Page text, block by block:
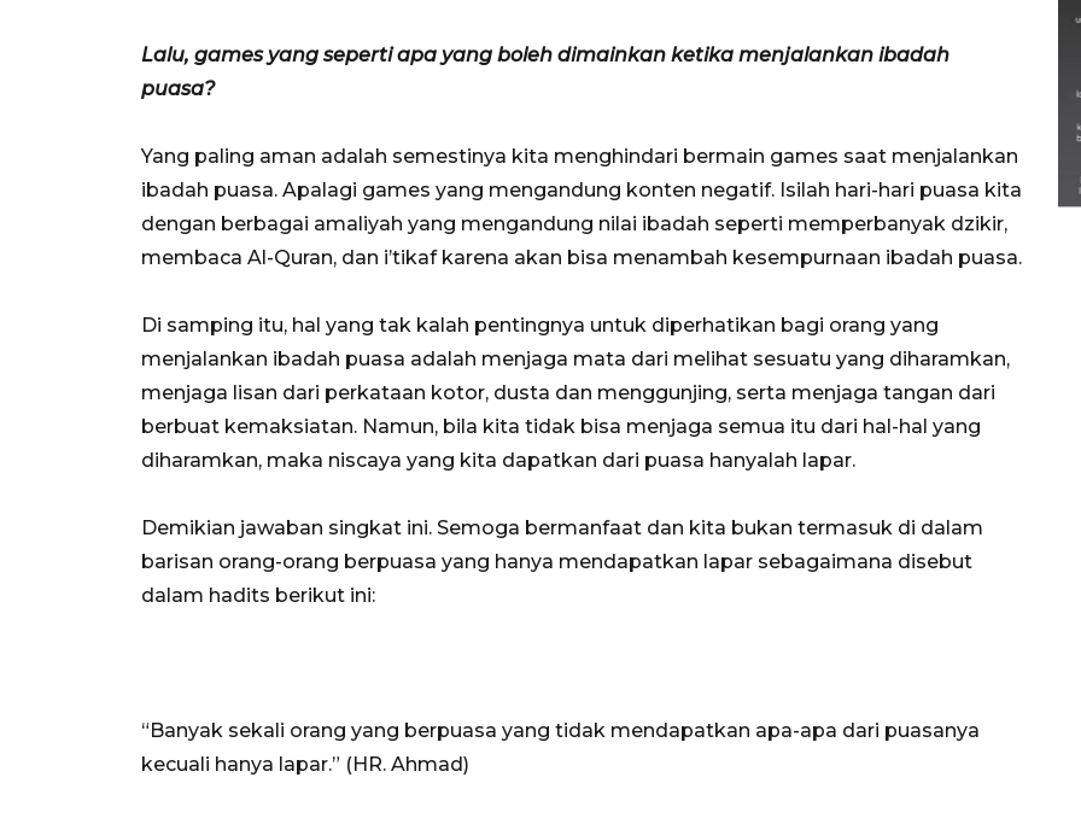
Lalu, games yang seperti apa yang boleh dimainkan ketika menjalankan ibadah
puasa?
Yang paling aman adalah semestinya kita menghindari bermain games saat menjalankan
ibadah puasa. Apalagi games yang mengandung konten negatif. Isilah hari-hari puasa kita
dengan berbagai amaliyah yang mengandung nilai ibadah seperti memperbanyak dzikir,
membaca Al-Quran, dan i’tikaf karena akan bisa menambah kesempurnaan ibadah puasa.
Di samping itu, hal yang tak kalah pentingnya untuk diperhatikan bagi orang yang
menjalankan ibadah puasa adalah menjaga mata dari melihat sesuatu yang diharamkan,
menjaga lisan dari perkataan kotor, dusta dan menggunjing, serta menjaga tangan dari
berbuat kemaksiatan. Namun, bila kita tidak bisa menjaga semua itu dari hal-hal yang
diharamkan, maka niscaya yang kita dapatkan dari puasa hanyalah lapar.
Demikian jawaban singkat ini. Semoga bermanfaat dan kita bukan termasuk di dalam
barisan orang-orang berpuasa yang hanya mendapatkan lapar sebagaimana disebut
dalam hadits berikut ini:
“Banyak sekali orang yang berpuasa yang tidak mendapatkan apa-apa dari puasanya
kecuali hanya lapar.” (HR. Ahmad)
berbagai daerah
28 Maret 2026